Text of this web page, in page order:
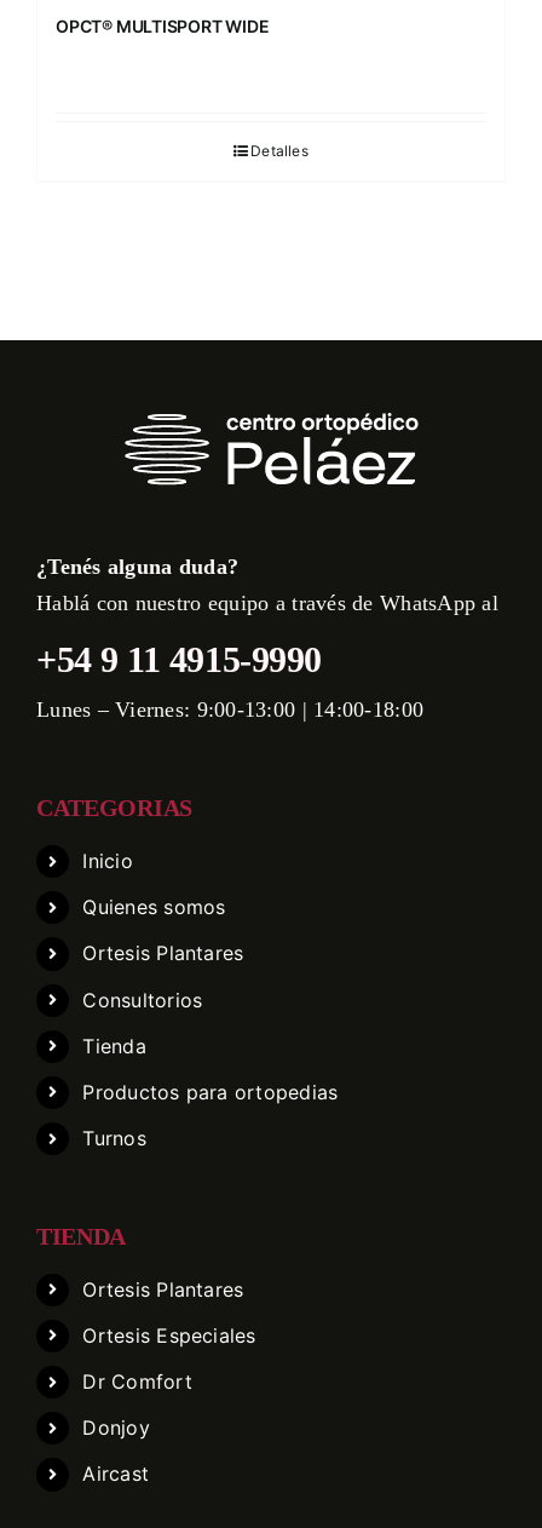
OPCT® MULTISPORT WIDE
Detalles
¿Tenés alguna duda?
Hablá con nuestro equipo a través de WhatsApp al
+54 9 11 4915-9990
Lunes – Viernes: 9:00-13:00 | 14:00-18:00
CATEGORIAS
Inicio
Quienes somos
Ortesis Plantares
Consultorios
Tienda
Productos para ortopedias
Turnos
TIENDA
Ortesis Plantares
Ortesis Especiales
Dr Comfort
Donjoy
Aircast